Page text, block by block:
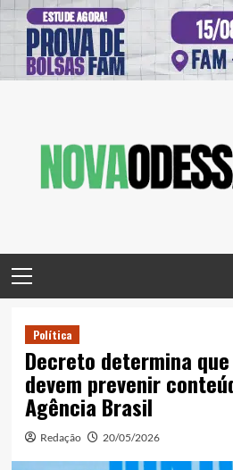
Menu
Política
Decreto determina
devem prevenir
Agência Brasil
Redação 20/05/2026